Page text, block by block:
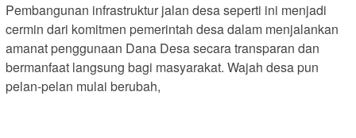
Pembangunan infrastruktur jalan desa seperti ini menjadi
cermin dari komitmen pemerintah desa dalam menjalankan
amanat penggunaan Dana Desa secara transparan dan
bermanfaat langsung bagi masyarakat. Wajah desa pun
pelan-pelan mulai berubah,